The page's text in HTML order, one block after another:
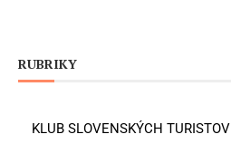
RUBRIKY
KLUB SLOVENSKÝCH TURISTOV